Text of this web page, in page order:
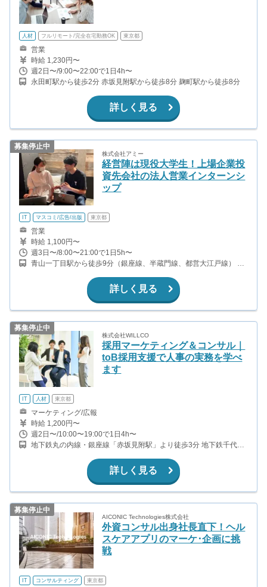
人材 フルリモート/完全在宅勤務OK 東京都
営業
時給 1,230円〜
週2日〜/9:00〜22:00で1日4h〜
永田町駅から徒歩2分 赤坂見附駅から徒歩8分 麹町駅から徒歩8分
詳しく見る
募集停止中
株式会社アミー
経営陣は現役大学生！上場企業投
資先会社の法人営業インターンシ
ップ
IT マスコミ/広告/出版 東京都
営業
時給 1,100円〜
週3日〜/8:00〜21:00で1日5h〜
青山一丁目駅から徒歩9分（銀座線、半蔵門線、都営大江戸線） 赤
詳しく見る
募集停止中
株式会社WILLCO
採用マーケティング＆コンサル｜
toB採用支援で人事の実務を学べ
ます
IT 人材 東京都
マーケティング/広報
時給 1,200円〜
週2日〜/10:00〜19:00で1日4h〜
地下鉄丸の内線・銀座線「赤坂見附駅」より徒歩3分 地下鉄千代田
田町駅」より徒歩７分
詳しく見る
募集停止中
AICONIC Technologies株式会社
外資コンサル出身社長直下！ヘル
スケアアプリのマーケ･企画に挑
戦
IT コンサルティング 東京都